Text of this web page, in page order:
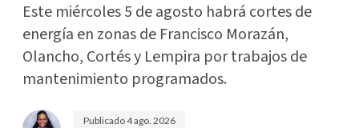
Este miércoles 5 de agosto habrá cortes de
energía en zonas de Francisco Morazán,
Olancho, Cortés y Lempira por trabajos de
mantenimiento programados.
Publicado4 ago. 2026